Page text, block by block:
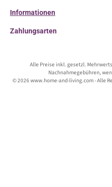
Informationen
Zahlungsarten
Alle Preise inkl. gesetzl.
Nachnahmegebühren,
© 2026 www.home-and-living.com - Alle